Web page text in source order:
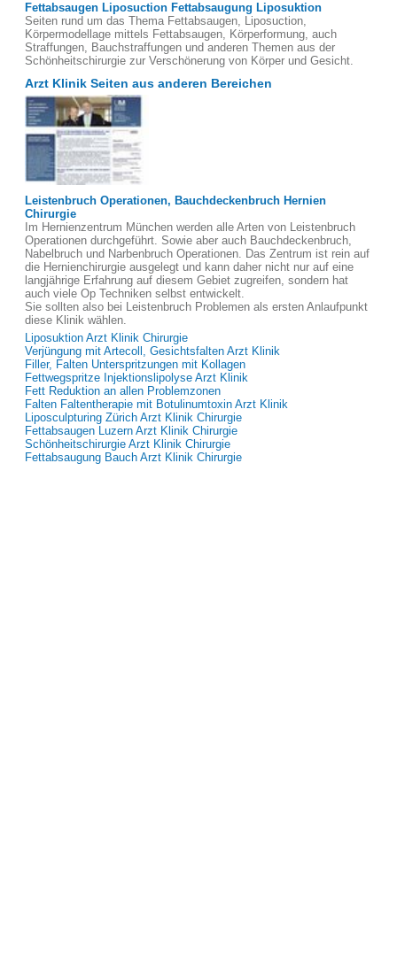
Fettabsaugen Liposuction Fettabsaugung Liposuktion
Seiten rund um das Thema Fettabsaugen, Liposuction,
Körpermodellage mittels Fettabsaugen, Körperformung, auch
Straffungen, Bauchstraffungen und anderen Themen aus der
Schönheitschirurgie zur Verschönerung von Körper und Gesicht.
Arzt Klinik Seiten aus anderen Bereichen
Leistenbruch Operationen, Bauchdeckenbruch Hernien
Chirurgie
Im Hernienzentrum München werden alle Arten von Leistenbruch
Operationen durchgeführt. Sowie aber auch Bauchdeckenbruch,
Nabelbruch und Narbenbruch Operationen. Das Zentrum ist rein auf
die Hernienchirurgie ausgelegt und kann daher nicht nur auf eine
langjährige Erfahrung auf diesem Gebiet zugreifen, sondern hat
auch viele Op Techniken selbst entwickelt.
Sie sollten also bei Leistenbruch Problemen als ersten Anlaufpunkt
diese Klinik wählen.
Liposuktion Arzt Klinik Chirurgie
Verjüngung mit Artecoll, Gesichtsfalten Arzt Klinik
Filler, Falten Unterspritzungen mit Kollagen
Fettwegspritze Injektionslipolyse Arzt Klinik
Fett Reduktion an allen Problemzonen
Falten Faltentherapie mit Botulinumtoxin Arzt Klinik
Liposculpturing Zürich Arzt Klinik Chirurgie
Fettabsaugen Luzern Arzt Klinik Chirurgie
Schönheitschirurgie Arzt Klinik Chirurgie
Fettabsaugung Bauch Arzt Klinik Chirurgie